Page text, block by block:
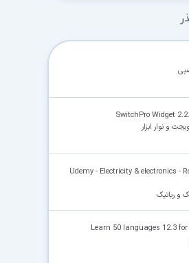
SwitchPro Widget
و نوار ابزار
Udemy - Electricity & electronics -
و رباتیک
Learn 50 languages 12.3